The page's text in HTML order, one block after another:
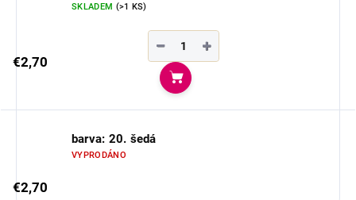
SKLADEM (>1 KS)
€2,70
+
−
Do košíka
barva: 20. šedá
VYPRODÁNO
€2,70